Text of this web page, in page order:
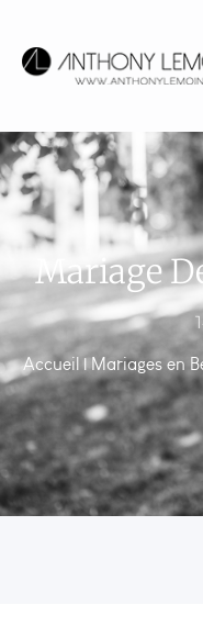
Mariage
Accueil| Mariages en